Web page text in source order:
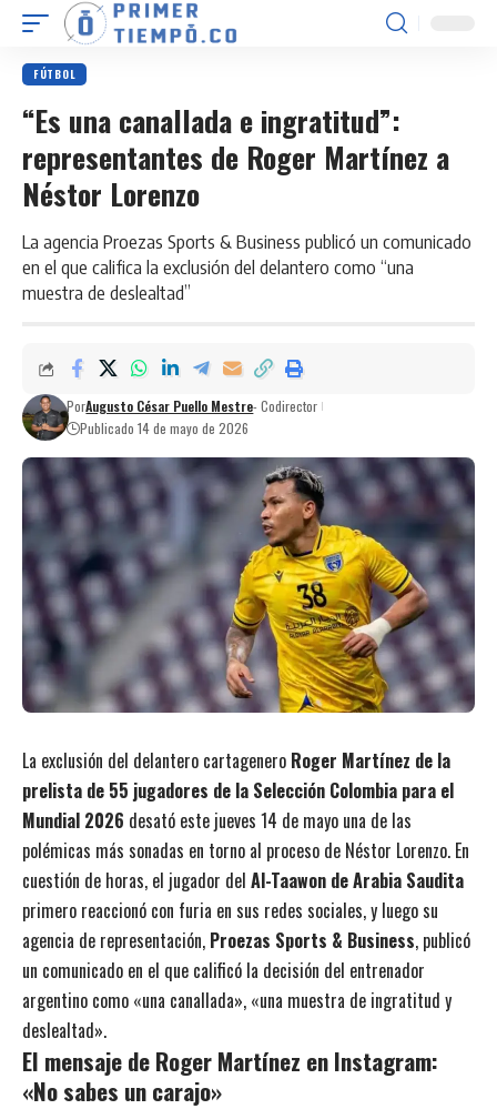
FÚTBOL
“Es una canallada e ingratitud”:
representantes de Roger Martínez a
Néstor Lorenzo
La agencia Proezas Sports & Business publicó un comunicado
en el que califica la exclusión del delantero como “una
muestra de deslealtad”
PorAugusto César Puello Mestre- Codirector
Publicado 14 de mayo de 2026
La exclusión del delantero cartagenero Roger Martínez de la
prelista de 55 jugadores de la Selección Colombia para el
Mundial 2026 desató este jueves 14 de mayo una de las
polémicas más sonadas en torno al proceso de Néstor Lorenzo. En
cuestión de horas, el jugador del Al-Taawon de Arabia Saudita
primero reaccionó con furia en sus redes sociales, y luego su
agencia de representación, Proezas Sports & Business, publicó
un comunicado en el que calificó la decisión del entrenador
argentino como «una canallada», «una muestra de ingratitud y
deslealtad».
El mensaje de Roger Martínez en Instagram:
«No sabes un carajo»